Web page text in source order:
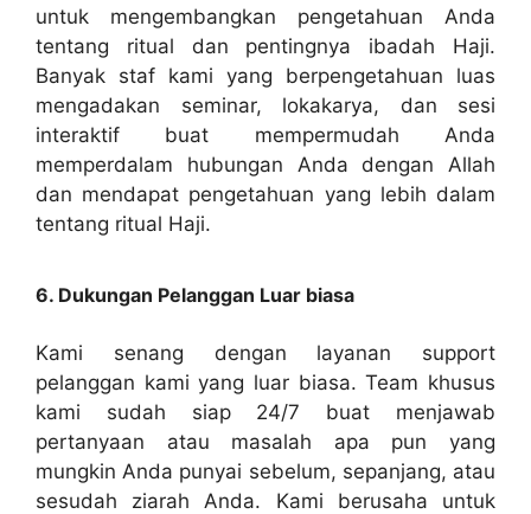
untuk mengembangkan pengetahuan Anda
tentang ritual dan pentingnya ibadah Haji.
Banyak staf kami yang berpengetahuan luas
mengadakan seminar, lokakarya, dan sesi
interaktif buat mempermudah Anda
memperdalam hubungan Anda dengan Allah
dan mendapat pengetahuan yang lebih dalam
tentang ritual Haji.
6. Dukungan Pelanggan Luar biasa
Kami senang dengan layanan support
pelanggan kami yang luar biasa. Team khusus
kami sudah siap 24/7 buat menjawab
pertanyaan atau masalah apa pun yang
mungkin Anda punyai sebelum, sepanjang, atau
sesudah ziarah Anda. Kami berusaha untuk